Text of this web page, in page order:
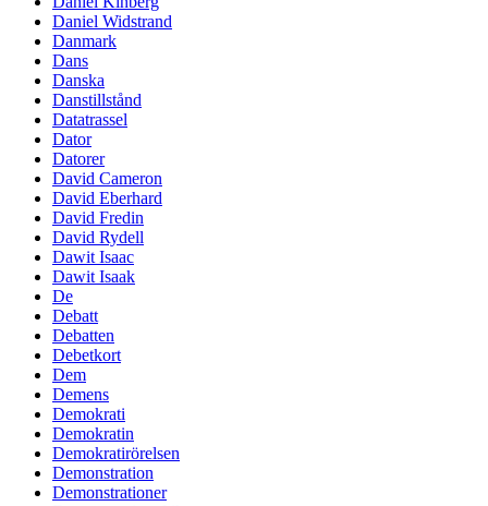
Daniel Widstrand
Danmark
Dans
Danska
Danstillstånd
Datatrassel
Dator
Datorer
David Cameron
David Eberhard
David Fredin
David Rydell
Dawit Isaac
Dawit Isaak
De
Debatt
Debatten
Debetkort
Dem
Demens
Demokrati
Demokratin
Demokratirörelsen
Demonstration
Demonstrationer